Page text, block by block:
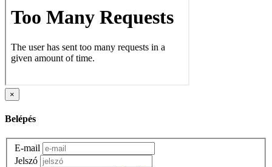
×
Belépés
E-mail
Jelszó